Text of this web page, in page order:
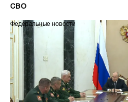
СВО
Федеральные новости